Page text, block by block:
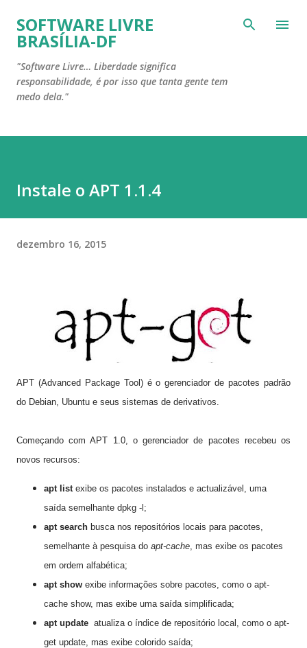
Pular para o conteúdo principal
SOFTWARE LIVRE
BRASÍLIA-DF
"Software Livre… Liberdade significa
responsabilidade, é por isso que tanta gente tem
medo dela."
Instale o APT 1.1.4
dezembro 16, 2015
APT (Advanced Package Tool) é o gerenciador de pacotes padrão
do Debian, Ubuntu e seus sistemas de derivativos.
Começando com APT 1.0, o gerenciador de pacotes recebeu os
novos recursos:
apt listexibe os pacotes instalados e actualizável, uma
saída semelhante dpkg -l;
apt search busca nos repositórios locais para pacotes,
semelhante à pesquisa do apt-cache, mas exibe os pacotes
em ordem alfabética;
apt show exibe informações sobre pacotes, como o apt-
cache show, mas exibe uma saída simplificada;
apt update atualiza o índice de repositório local, como o apt-
get update, mas exibe colorido saída;